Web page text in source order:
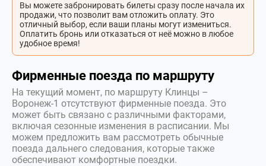
Вы можете забронировать билеты сразу после начала их
продажи, что позволит вам отложить оплату. Это
отличный выбор, если ваши планы могут измениться.
Оплатить бронь или отказаться от неё можно в любое
удобное время!
Фирменные поезда по маршруту
На текущий момент, по маршруту Клинцы –
Воронеж-1 отсутствуют фирменные поезда. Это
может быть связано с различными факторами,
включая сезонные изменения в расписании. Мы
можем предложить вам рассмотреть обычные
поезда дальнего следования, которые также
обеспечивают комфортные поездки.